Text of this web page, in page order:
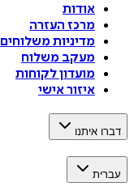
אודות
מרכז העזרה
מדיניות משלוחים
מעקב משלוח
מועדון לקוחות
איזור אישי
דברו איתנו
עברית